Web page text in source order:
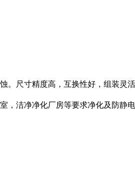
尺寸精度高，互换性好，组装灵
，洁净净化厂房等要求净化及防静